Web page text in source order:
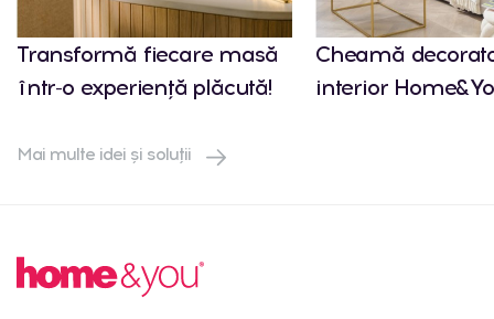
Transformă fiecare masă
într-o experiență plăcută!
Cheamă
interior
Mai multe idei și soluții